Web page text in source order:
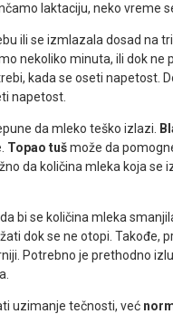
laktaciju, neko vreme
ili se izmlazala dosad na
nekoliko minuta, ili dok
kada se oseti napetost.
napetost.
da mleko teško izlazi.
Topao tušmože da
da količina mleka koja
bi se količina mleka
dok se ne otopi. Takođe,
Potrebno je prethodno
uzimanje tečnosti, već